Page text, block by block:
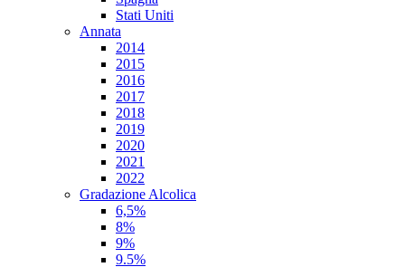
Stati Uniti
Annata
2014
2015
2016
2017
2018
2019
2020
2021
2022
Gradazione Alcolica
6,5%
8%
9%
9.5%